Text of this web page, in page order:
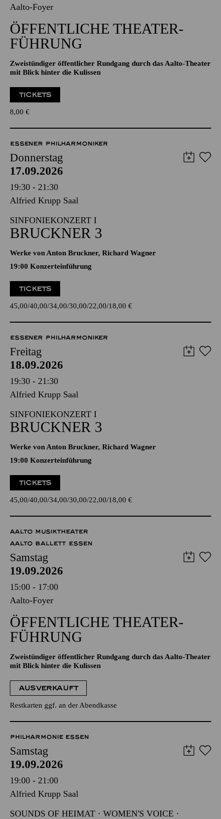
Aalto-Foyer
ÖFFENTLICHE THEATER­
FÜHRUNG
Zweistündiger öffentlicher Rundgang durch das Aalto-Theater
mit Blick hinter die Kulissen
TICKETS
8,00 €
ESSENER PHILHARMONIKER
Donnerstag
17.09.2026
19:30 - 21:30
Alfried Krupp Saal
SINFONIEKONZERT I
BRUCKNER 3
Werke von Anton Bruckner, Richard Wagner
19:00 Konzerteinführung
TICKETS
45,00 40,00 34,00 30,00 22,00 18,00 €
ESSENER PHILHARMONIKER
Freitag
18.09.2026
19:30 - 21:30
Alfried Krupp Saal
SINFONIEKONZERT I
BRUCKNER 3
Werke von Anton Bruckner, Richard Wagner
19:00 Konzerteinführung
TICKETS
45,00 40,00 34,00 30,00 22,00 18,00 €
AALTO MUSIKTHEATER
AALTO BALLETT ESSEN
Samstag
19.09.2026
15:00 - 17:00
Aalto-Foyer
ÖFFENTLICHE THEATER­
FÜHRUNG
Zweistündiger öffentlicher Rundgang durch das Aalto-Theater
mit Blick hinter die Kulissen
AUSVERKAUFT
Restkarten ggf. an der Abendkasse
PHILHARMONIE ESSEN
Samstag
19.09.2026
19:00 - 21:00
Alfried Krupp Saal
SOUNDS OF HEIMAT · WOMEN'S VOICE ·